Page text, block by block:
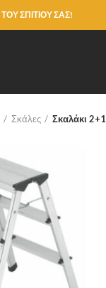
ΣΠΙΤΙΟΥ ΣΑΣ!
Σκάλες Σκαλάκι 2+1